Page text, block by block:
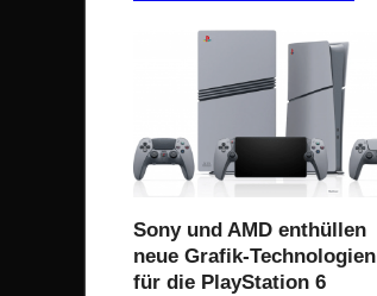
Sony und AMD enthüllen
neue Grafik-Technologien
für die PlayStation 6